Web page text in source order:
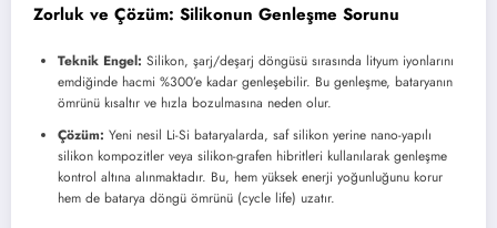
Zorluk ve Çözüm: Silikonun Genleşme Sorunu
Teknik Engel: Silikon, şarj/deşarj döngüsü sırasında lityum iyonlarını
emdiğinde hacmi %300’e kadar genleşebilir. Bu genleşme, bataryanın
ömrünü kısaltır ve hızla bozulmasına neden olur.
Çözüm: Yeni nesil Li-Si bataryalarda, saf silikon yerine nano-yapılı
silikon kompozitler veya silikon-grafen hibritleri kullanılarak genleşme
kontrol altına alınmaktadır. Bu, hem yüksek enerji yoğunluğunu korur
hem de batarya döngü ömrünü (cycle life) uzatır.